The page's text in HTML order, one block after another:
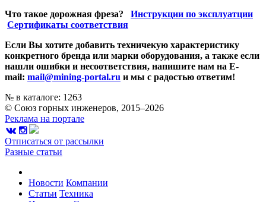
Что такое дорожная фреза? Инструкции по эксплуатции
Сертификаты соответствия
Если Вы хотите добавить техничекую характеристику
конкретного бренда или марки оборудования, а также если
нашли ошибки и несоответствия, напишите нам на E-
mail: mail@mining-portal.ru и мы с радостью ответим!
№ в каталоге: 1263
© Союз горных инженеров, 2015–2026
Реклама на портале
Отписаться от рассылки
Разные статьи
Новости Компании
Статьи Техника